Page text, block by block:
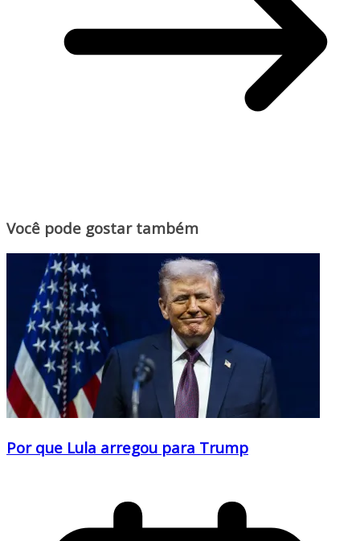
Você pode gostar também
Por que Lula arregou para Trump